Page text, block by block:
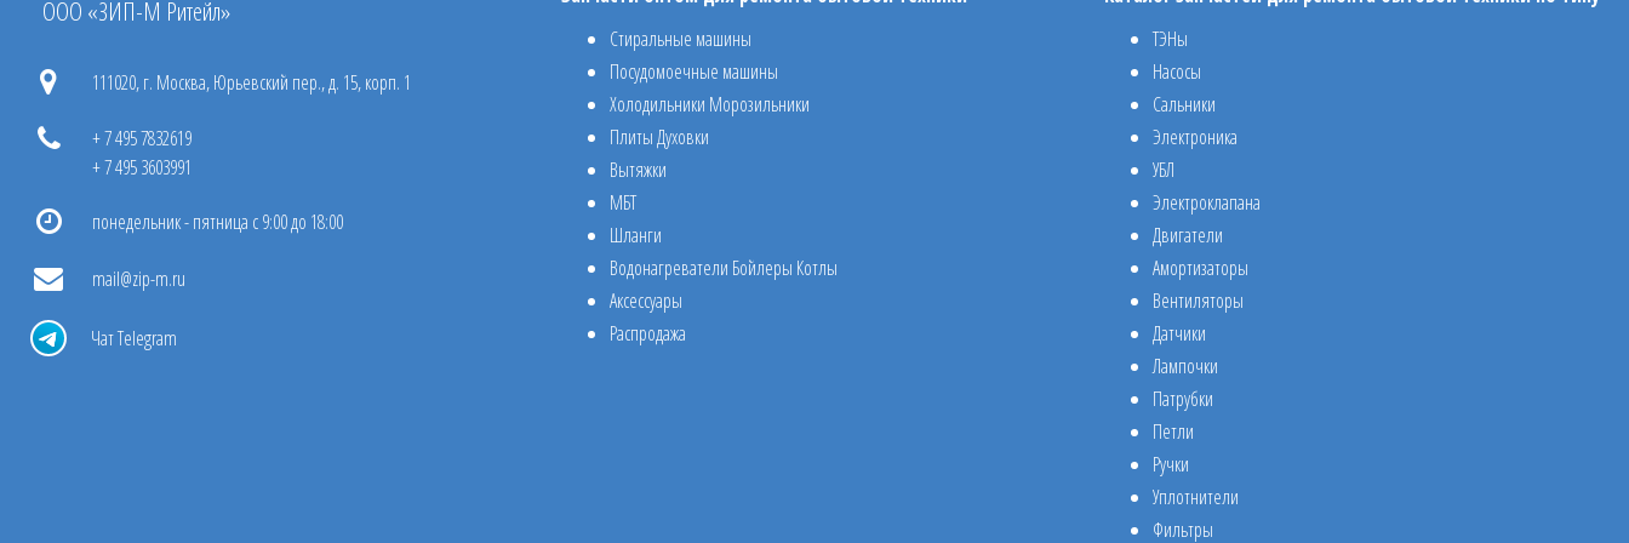
ООО «ЗИП-М Ритейл»
111020, г. Москва, Юрьевский пер., д. 15, корп. 1
+ 7 495 7832619
+ 7 495 3603991
понедельник - пятница с 9:00 до 18:00
mail@zip-m.ru
Чат Telegram
Стиральные машины
Посудомоечные машины
Холодильники Морозильники
Плиты Духовки
Вытяжки
МБТ
Шланги
Водонагреватели Бойлеры Котлы
Аксессуары
Распродажа
ТЭНы
Насосы
Сальники
Электроника
УБЛ
Электроклапана
Двигатели
Амортизаторы
Вентиляторы
Датчики
Лампочки
Патрубки
Петли
Ручки
Уплотнители
Фильтры